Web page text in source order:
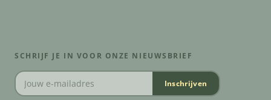
SCHRIJF JE IN VOOR ONZE NIEUWSBRIEF
Inschrijven